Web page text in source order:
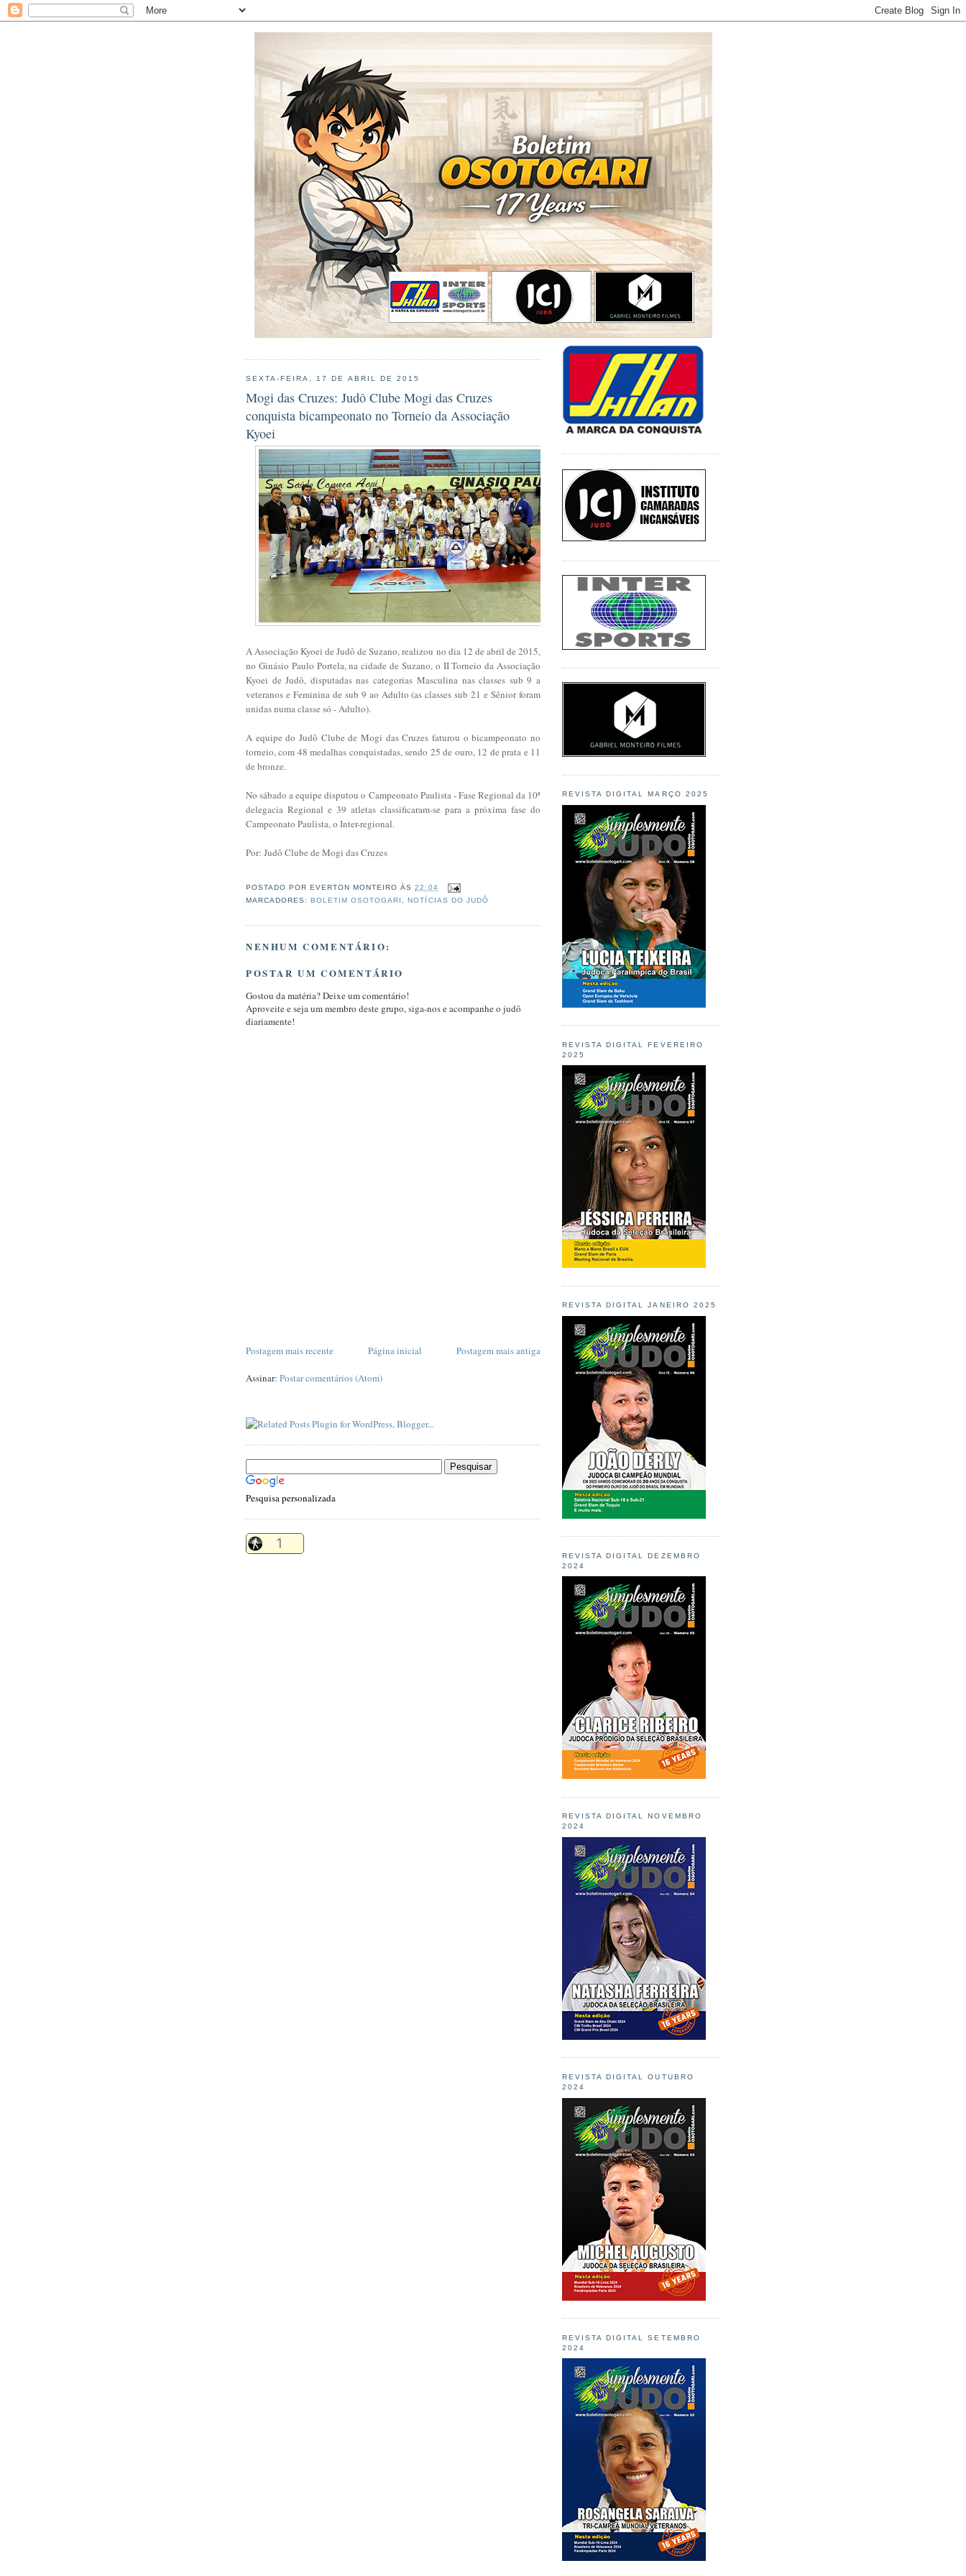
SEXTA-FEIRA, 17 DE ABRIL DE 2015
Mogi das Cruzes: Judô Clube Mogi das Cruzes
conquista bicampeonato no Torneio da Associação
Kyoei
A Associação Kyoei de Judô de Suzano, realizou no dia 12 de abril de 2015,
no Ginásio Paulo Portela, na cidade de Suzano, o II Torneio da Associação
Kyoei de Judô, disputadas nas categoriasMasculina nas classes sub 9 a
veteranos e Feminina de sub 9 ao Adulto (as classes sub 21 e Sênior foram
unidas numa classe só - Adulto).
A equipe do Judô Clube de Mogi das Cruzes faturou o bicampeonato no
torneio, com 48 medalhas conquistadas, sendo 25 de ouro, 12 de prata e 11
de bronze.
No sábado a equipe disputou o Campeonato Paulista - Fase Regional da 10ª
delegacia Regional e 39 atletas classificaram-se para a próxima fase do
Campeonato Paulista, o Inter-regional.
Por: Judô Clube de Mogi das Cruzes
POSTADO POR EVERTON MONTEIRO ÀS22:04
MARCADORES:BOLETIM OSOTOGARI ,NOTÍCIAS DO JUDÔ
NENHUM COMENTÁRIO:
POSTAR UM COMENTÁRIO
Gostou da matéria? Deixe um comentário!
Aproveite e seja um membro deste grupo, siga-nos e acompanhe o judô
diariamente!
Postagem mais recente Postagem mais antiga
Página inicial
Assinar: Postar comentários (Atom)
Pesquisa personalizada
REVISTA DIGITAL MARÇO 2025
REVISTA DIGITAL FEVEREIRO
2025
REVISTA DIGITAL JANEIRO 2025
REVISTA DIGITAL DEZEMBRO
2024
REVISTA DIGITAL NOVEMBRO
2024
REVISTA DIGITAL OUTUBRO
2024
REVISTA DIGITAL SETEMBRO
2024